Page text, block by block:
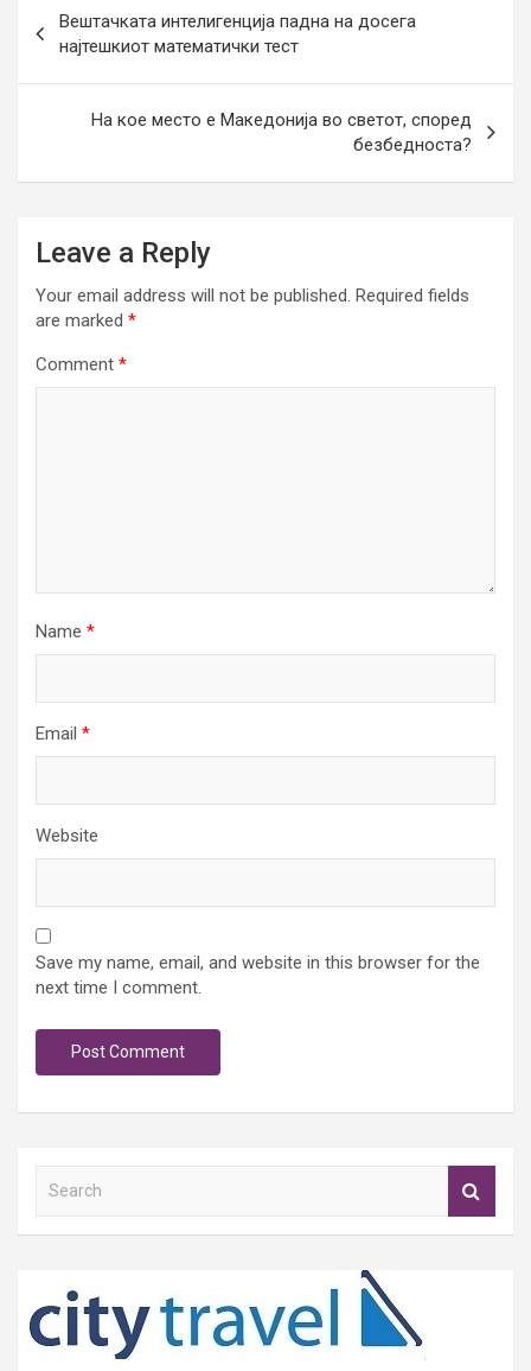
navigation
Вештачката интелигенција падна на досега
најтешкиот математички тест
На кое место е Македонија во светот, според
безбедноста?
Leave a Reply
Your email address will not be published. Required fields
are marked *
Comment *
Name *
Email *
Website
Save my name, email, and website in this browser for the
next time I comment.
h